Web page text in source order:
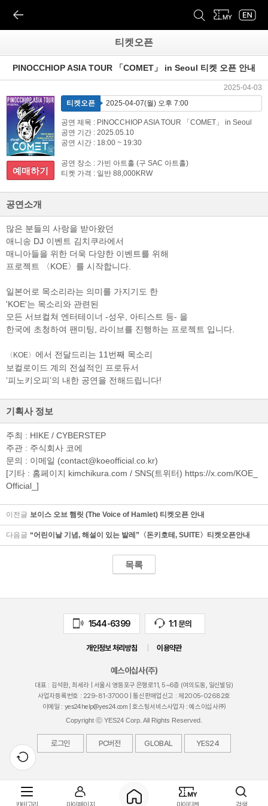
예
티켓오픈
PINOCCHIOP ASIA TOUR 「COMET」 in Seoul 티켓 오픈 안내
2025-04-03
예매하기
티켓오픈 2025-04-07(월) 오후 7:00
공연 제목 : PINOCCHIOP ASIA TOUR 「COMET」 in Seoul
공연 기간 : 2025.05.10
공연 시간 : 18:00 ~ 19:30
공연 장소 : 가빈 아트홀 (구 SAC 아트홀)
티켓 가격 : 일반 88,000KRW
공연소개
많은 분들의 사랑을 받아왔던
애니송 DJ 이벤트 김치쿠라에서
매니아들을 위한 더욱 다양한 이벤트를 위해
프로젝트 〈KOE〉를 시작합니다.
일본어로 목소리라는 의미를 가지기도 한
'KOE'는 목소리와 관련된
모든 서브컬쳐 엔터테이너 -성우, 아티스트 등- 을
한국에 초청하여 팬미팅, 라이브를 진행하는 프로젝트 입니다.
〈 KOE〉 에서 전달드리는 11번째 목소리
보컬로이드 계의 전설적인 프로듀서
‘피노키오피’의 내한 공연을 전해드립니다!
기획사 정보
주최 : HIKE / CYBERSTEP
주관 : 주식회사 코에
문의 : 이메일 (contact@koeofficial.co.kr)
[기타 : 홈페이지 kimchikura.com / SNS(트위터) https://x.com/KOE_
Official_]
이전글 보이스 오브 햄릿 (The Voice of Hamlet) 티켓오픈 안내
다음글 “어린이날 기념, 해설이 있는 발레”〈돈키호테, SUITE〉티켓오픈안내
목록
1544-6399 1:1 문의
개인정보 처리방침 이용약관
예스이십사(주)
대표 : 김석환, 최세라 | 서울시 영등포구 은행로11, 5~6층 (여의도동, 일신빌딩)
사업자등록번호 : 229-81-37000 | 통신판매업신고 : 제2005-02682호
이메일 : yes24help@yes24.com | 호스팅서비스사업자 : 예스이십사㈜
Copyright ⓒ YES24 Corp. All Rights Reserved.
로그인 PC버전 GLOBAL YES24